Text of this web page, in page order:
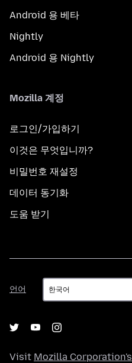
Android 용 베타
Nightly
Android 용 Nightly
Mozilla 계정
로그인/가입하기
이것은 무엇입니까?
비밀번호 재설정
데이터 동기화
도움 받기
언어
언
어
Visit Mozilla Corporation's